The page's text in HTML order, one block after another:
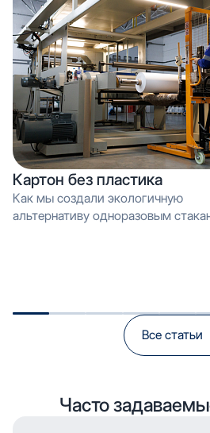
Картон без пластика
Как мы создали экологичную
альтернативу одноразовым стаканам,
Все статьи
Часто